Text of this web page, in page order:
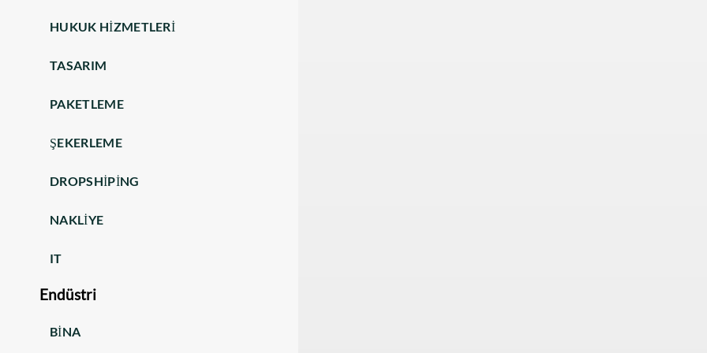
HUKUK HIZMETLERI
TASARIM
PAKETLEME
ŞEKERLEME
DROPSHIPING
NAKLIYE
IT
Endüstri
BINA